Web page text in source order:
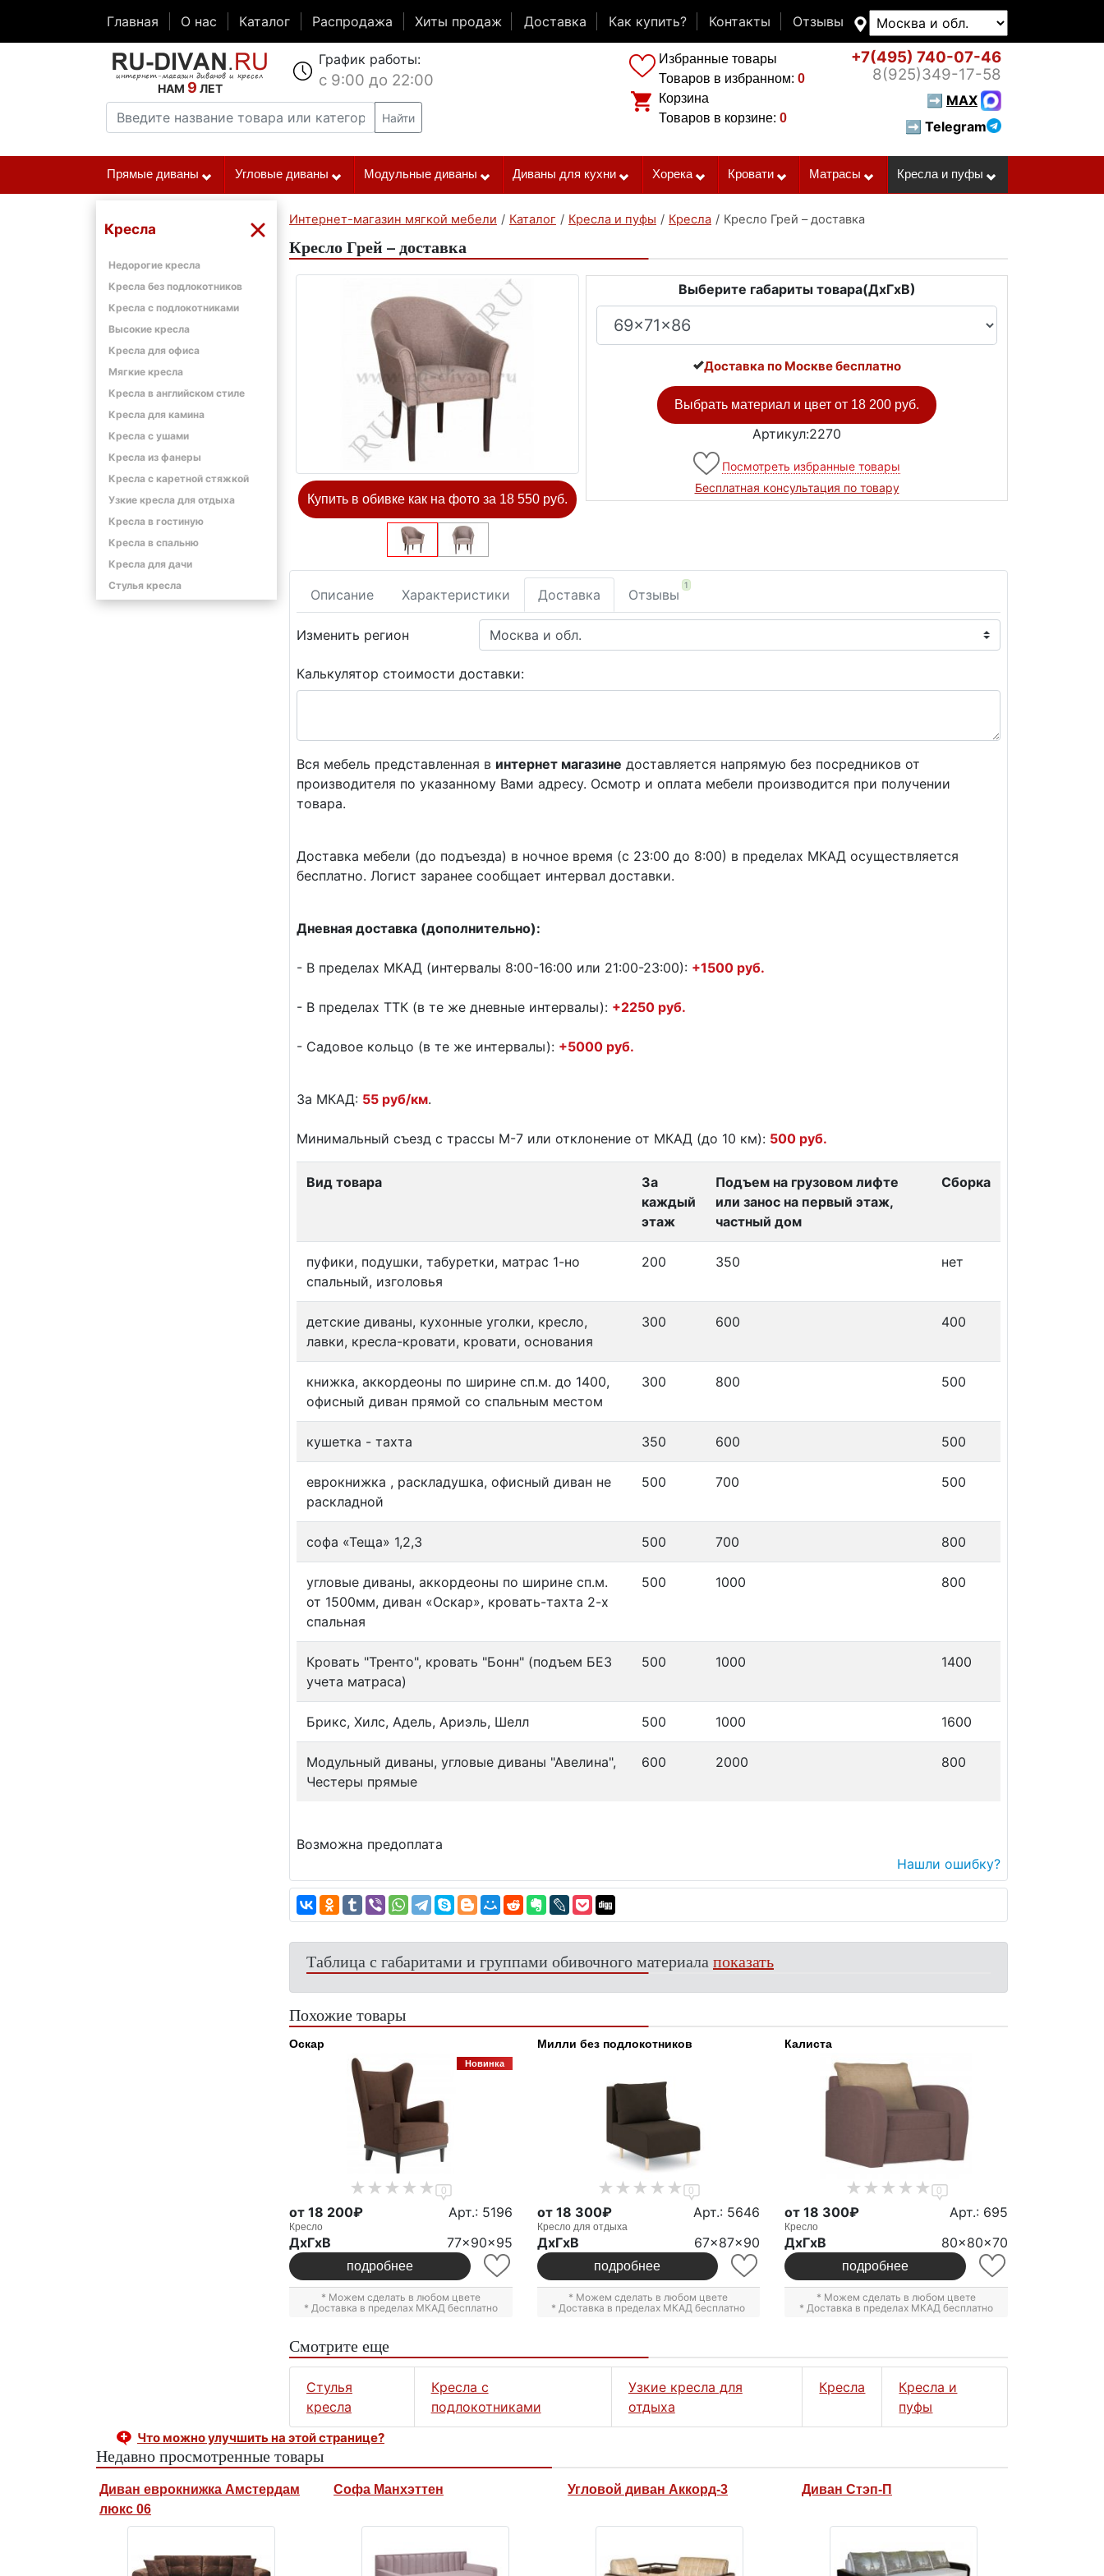
Главная О нас Каталог Распродажа Хиты продаж Доставка Как купить? Контакты Отзывы
НАМ 9 ЛЕТ
График работы:
с 9:00 до 22:00
Найти
Избранные товары
Товаров в избранном: 0
Корзина
Товаров в корзине: 0
+7(495) 740-07-46
8(925)349-17-58
➡ MAX
➡ Telegram
Прямые диваны Угловые диваны Модульные диваны Диваны для кухни Хорека Кровати Матрасы Кресла и пуфы
Кресла
Недорогие кресла
Кресла без подлокотников
Кресла с подлокотниками
Высокие кресла
Кресла для офиса
Мягкие кресла
Кресла в английском стиле
Кресла для камина
Кресла с ушами
Кресла из фанеры
Кресла с каретной стяжкой
Узкие кресла для отдыха
Кресла в гостиную
Кресла в спальню
Кресла для дачи
Стулья кресла
Интернет-магазин мягкой мебели / Каталог / Кресла и пуфы / Кресла / Кресло Грей – доставка
Кресло Грей – доставка
Купить в обивке как на фото за 18 550 руб.
Выберите габариты товара(ДxГxВ)
Доставка по Москве бесплатно
Выбрать материал и цвет от 18 200 руб.
Артикул:2270
Посмотреть избранные товары
Бесплатная консультация по товару
Описание Характеристики Доставка Отзывы
1
Изменить регион
Калькулятор стоимости доставки:
Вся мебель представленная в интернет магазине доставляется напрямую без посредников от
производителя по указанному Вами адресу. Осмотр и оплата мебели производится при получении
товара.
Доставка мебели (до подъезда) в ночное время (с 23:00 до 8:00) в пределах МКАД осуществляется
бесплатно. Логист заранее сообщает интервал доставки.
Дневная доставка (дополнительно):
- В пределах МКАД (интервалы 8:00-16:00 или 21:00-23:00): +1500 руб.
- В пределах ТТК (в те же дневные интервалы): +2250 руб.
- Садовое кольцо (в те же интервалы): +5000 руб.
За МКАД: 55 руб/км.
Минимальный съезд с трассы М-7 или отклонение от МКАД (до 10 км): 500 руб.
Вид товара
За
каждый
этаж
Подъем на грузовом лифте
или занос на первый этаж,
частный дом
Сборка
пуфики, подушки, табуретки, матрас 1-но
спальный, изголовья
200 350 нет
детские диваны, кухонные уголки, кресло,
лавки, кресла-кровати, кровати, основания
300 600 400
книжка, аккордеоны по ширине сп.м. до 1400,
офисный диван прямой со спальным местом
300 800 500
кушетка - тахта 350 600 500
еврокнижка , раскладушка, офисный диван не
раскладной
500 700 500
софа «Теща» 1,2,3 500 700 800
угловые диваны, аккордеоны по ширине сп.м.
от 1500мм, диван «Оскар», кровать-тахта 2-х
спальная
500 1000 800
Кровать "Тренто", кровать "Бонн" (подъем БЕЗ
учета матраса)
500 1000 1400
Брикс, Хилс, Адель, Ариэль, Шелл 500 1000 1600
Модульный диваны, угловые диваны "Авелина",
Честеры прямые
600 2000 800
Возможна предоплата
Нашли ошибку?
Таблица с габаритами и группами обивочного материалапоказать
Похожие товары
Оскар
Новинка
0
от 18 200₽ Арт.: 5196
Кресло
ДxГxВ 77x90x95
подробнее
* Можем сделать в любом цвете
* Доставка в пределах МКАД бесплатно
Милли без подлокотников
0
от 18 300₽ Арт.: 5646
Кресло для отдыха
ДxГxВ 67x87x90
подробнее
* Можем сделать в любом цвете
* Доставка в пределах МКАД бесплатно
Калиста
0
от 18 300₽ Арт.: 695
Кресло
ДxГxВ 80x80x70
подробнее
* Можем сделать в любом цвете
* Доставка в пределах МКАД бесплатно
Смотрите еще
Стулья
кресла
Кресла с
подлокотниками
Узкие кресла для
отдыха
Кресла
Кресла и
пуфы
Что можно улучшить на этой странице?
Недавно просмотренные товары
Диван еврокнижка Амстердам
люкс 06
Софа Манхэттен Угловой диван Аккорд-3 Диван Стэп-П